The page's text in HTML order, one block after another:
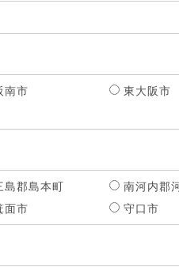
南市
東大阪市
島郡島本町
南河内郡
面市 守口市